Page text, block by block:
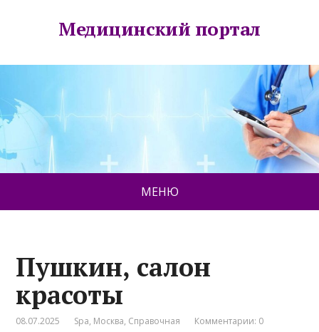
Медицинский портал
МЕНЮ
Пушкин, салон
красоты
08.07.2025 Spa, Москва, Справочная Комментарии: 0